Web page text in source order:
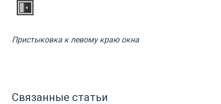
Пристыковка к левому краю окна
Связанные статьи